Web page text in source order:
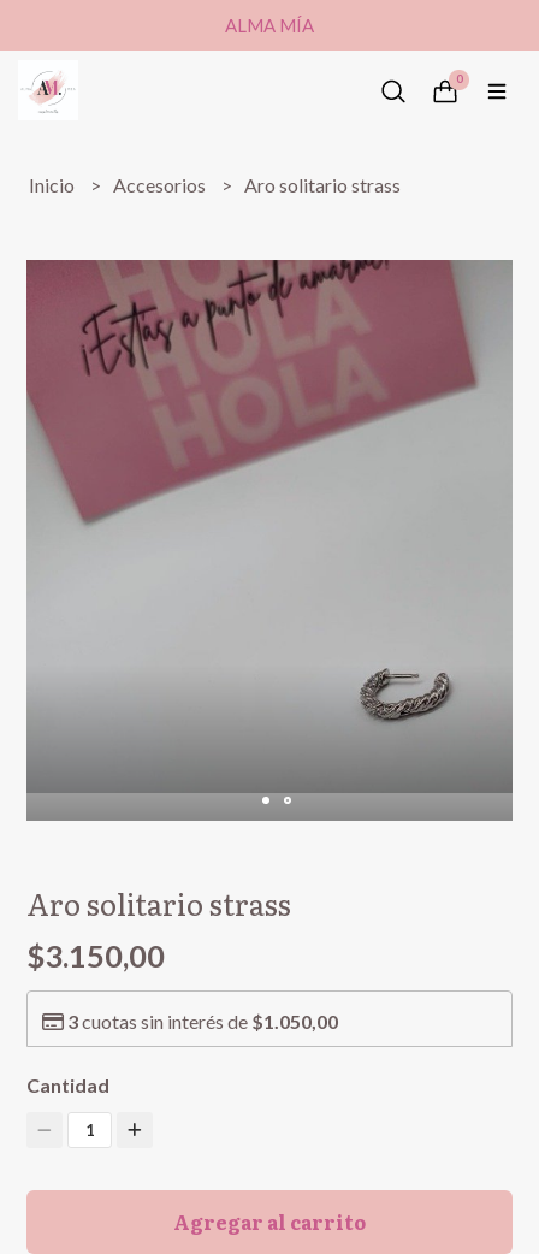
ALMA MÍA
0
Inicio Accesorios Aro solitario strass
Aro solitario strass
$3.150,00
3cuotas sin interés de $1.050,00
Cantidad
1
Agregar al carrito